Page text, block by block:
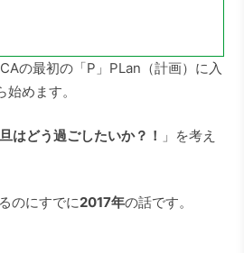
の最初の「P」PLan（計画）に入
めます。
はどう過ごしたいか？！ 」を考え
のにすでに2017年の話です。